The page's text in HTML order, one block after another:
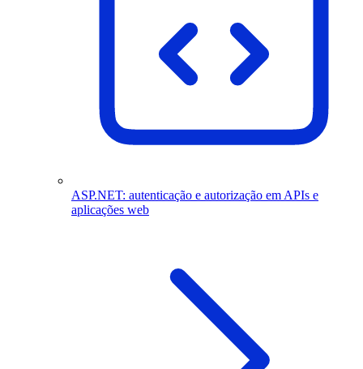
ASP.NET: autenticação e autorização em APIs e
aplicações web